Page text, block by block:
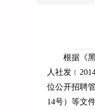
根据《
人社发 ﹝
位公开招聘
14号）等文